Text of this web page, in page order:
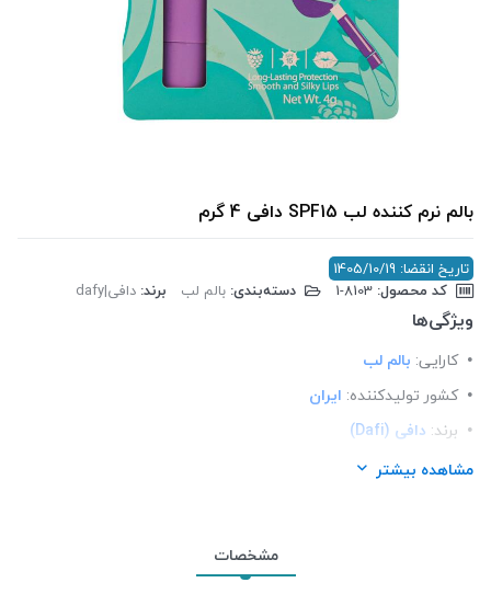
بالم نرم کننده لب SPF15 دافی 4 گرم
تاریخ انقضا: 1405/10/19
کد محصول:
دسته‌بندی: بالم لب برند: دافی|dafy
ویژگی‌ها
کارایی: بالم لب
کشور تولید‎کننده:
ایران
برند: دافی (Dafi)
شرکت تولید کننده:
مشاهده بیشتر
مشخصات